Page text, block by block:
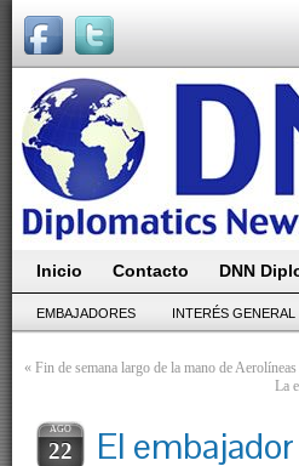
Inicio Contacto DNN
EMBAJADORES INTERÉS GENERAL
« Fin de semana largo de la mano de
La
AGO
22
El